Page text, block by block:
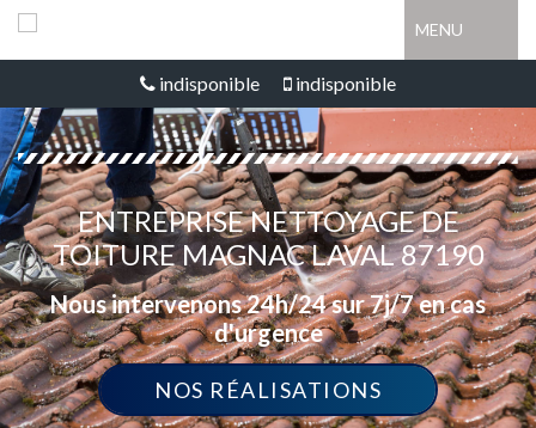
MENU
indisponible indisponible
ENTREPRISE NETTOYAGE DE
TOITURE MAGNAC LAVAL 87190
Nous intervenons 24h/24 sur 7j/7 en cas
d'urgence
NOS RÉALISATIONS